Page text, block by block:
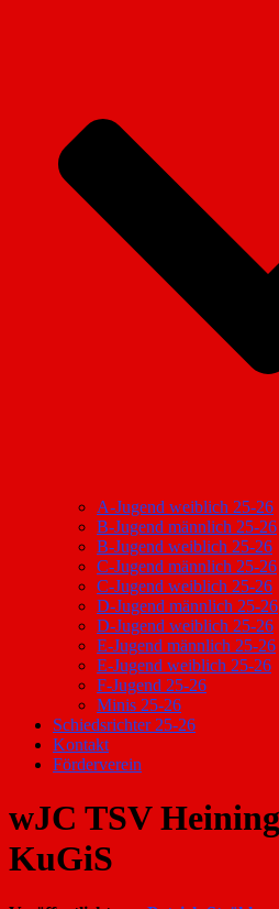
A-Jugend weiblich 25-26
B-Jugend männlich 25-26
B-Jugend weiblich 25-26
C-Jugend männlich 25-26
C-Jugend weiblich 25-26
D-Jugend männlich 25-26
D-Jugend weiblich 25-26
E-Jugend männlich 25-26
E-Jugend weiblich 25-26
F-Jugend 25-26
Minis 25-26
Schiedsrichter 25-26
Kontakt
Förderverein
wJC TSV
KuGiS